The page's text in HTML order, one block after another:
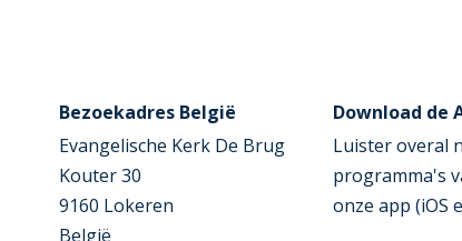
Bezoekadres België
Evangelische Kerk De Brug
Kouter 30
9160 Lokeren
België
Download de
Luister overal
programma's
onze app (iOS